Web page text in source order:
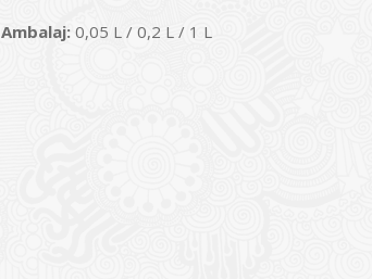
Ambalaj: 0,05 L / 0,2 L / 1 L